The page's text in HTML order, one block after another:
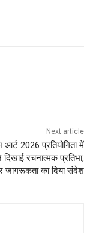
Next article
2026 प्रतियोगिता में
दिखाई रचनात्मक प्रतिभा,
जागरूकता का दिया संदेश